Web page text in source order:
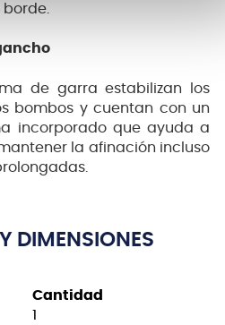
de garra estabilizan los
bombos y cuentan con un
incorporado que ayuda a
la afinación incluso
DIMENSIONES
Cantidad
1